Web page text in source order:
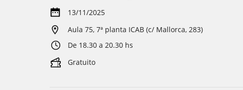
13/11/2025
Aula 75, 7ª planta ICAB (c/ Mallorca, 283)
De 18.30 a 20.30 hs
Gratuito